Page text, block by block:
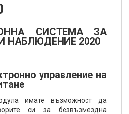
СИСТЕМА ЗА
НАБЛЮДЕНИЕ 2020
управление на
имате възможност да
си за безвъзмездна